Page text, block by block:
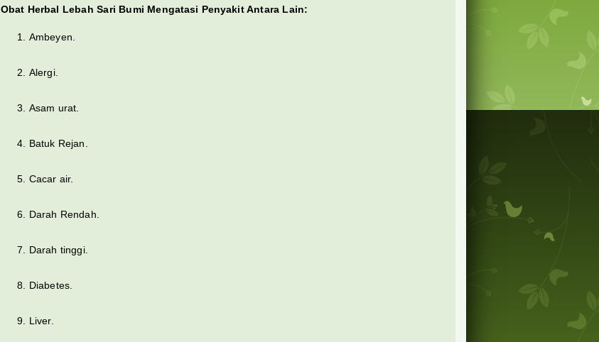
Obat Herbal Lebah Sari Bumi Mengatasi Penyakit Antara Lain:
Ambeyen.
Alergi.
Asam urat.
Batuk Rejan.
Cacar air.
Darah Rendah.
Darah tinggi.
Diabetes.
Liver.